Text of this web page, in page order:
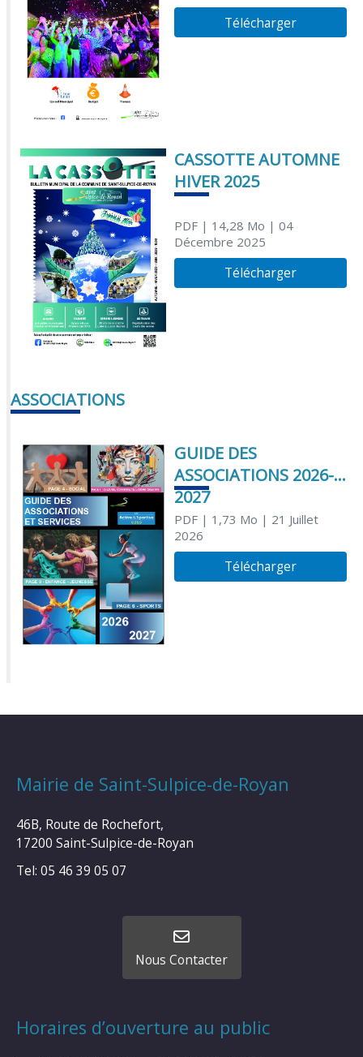
Télécharger
CASSOTTE AUTOMNE
HIVER 2025
PDF| 14,28 Mo | 04
Décembre 2025
Télécharger
ASSOCIATIONS
GUIDE DES
ASSOCIATIONS 2026-
2027
PDF| 1,73 Mo | 21 Juillet
2026
Télécharger
Mairie de Saint-Sulpice-de-Royan
46B, Route de Rochefort,
17200 Saint-Sulpice-de-Royan
Tel: 05 46 39 05 07
Nous Contacter
Horaires d’ouverture au public